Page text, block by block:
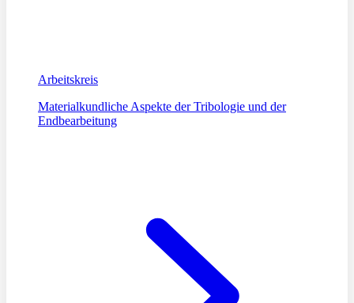
Arbeitskreis
Materialkundliche Aspekte der Tribologie und der
Endbearbeitung